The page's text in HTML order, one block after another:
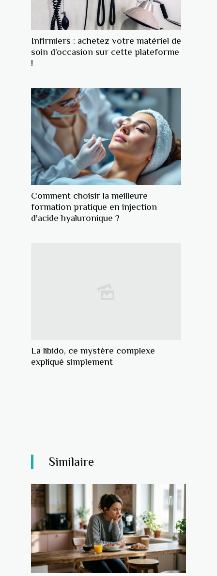
Infirmiers : achetez votre matériel de
soin d’occasion sur cette plateforme
!
Comment choisir la meilleure
formation pratique en injection
d'acide hyaluronique ?
La libido, ce mystère complexe
expliqué simplement
Similaire